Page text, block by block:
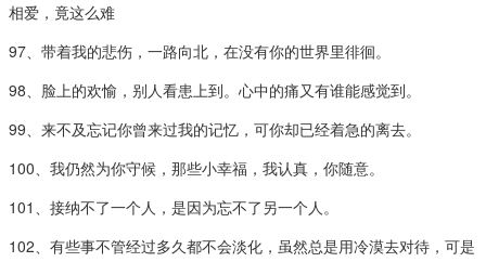
相爱，竟这么难
97、带着我的悲伤，一路向北，在没有你的世界里徘徊。
98、脸上的欢愉，别人看患上到。心中的痛又有谁能感觉到。
99、来不及忘记你曾来过我的记忆，可你却已经着急的离去。
100、我仍然为你守候，那些小幸福，我认真，你随意。
101、接纳不了一个人，是因为忘不了另一个人。
102、有些事不管经过多久都不会淡化，虽然总是用冷漠去对待，可是